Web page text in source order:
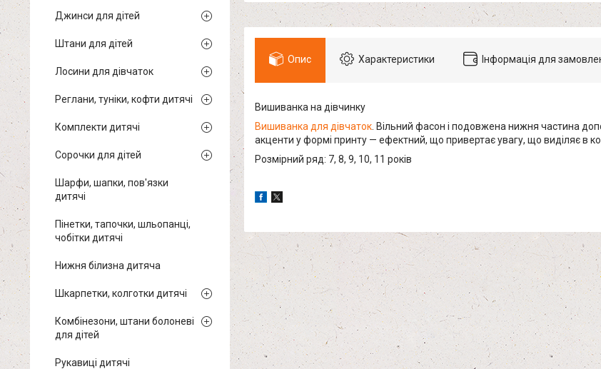
Опис Характеристики Інформація для
Вишиванка на дівчинку
Вишиванка для дівчаток . Вільний фасон і подовжена нижня частина
акценти у формі принту — ефектний, що привертає увагу, що виділяє в
Розмірний ряд: 7, 8, 9, 10, 11 років
Джинси для дітей
Штани для дітей
Лосини для дівчаток
Реглани, туніки, кофти дитячі
Комплекти дитячі
Сорочки для дітей
Шарфи, шапки, пов'язки
дитячі
Пінетки, тапочки, шльопанці,
чобітки дитячі
Нижня білизна дитяча
Шкарпетки, колготки дитячі
Комбінезони, штани болоневі
для дітей
Рукавиці дитячі